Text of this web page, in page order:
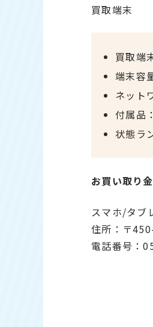
買取端末
買取端
端末容
ネット
付属品
状態ラ
お買い取り
スマホ/タブ
住所：〒
電話番号：